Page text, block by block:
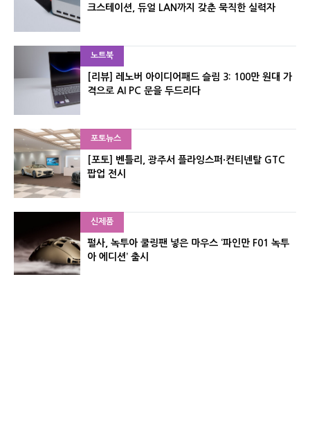
크스테이션, 듀얼 LAN까지 갖춘 묵직한 실력자
노트북
[리뷰] 레노버 아이디어패드 슬림 3: 100만 원대 가
격으로 AI PC 문을 두드리다
포토뉴스
[포토] 벤틀리, 광주서 플라잉스퍼·컨티넨탈 GTC
팝업 전시
신제품
펄사, 녹투아 쿨링팬 넣은 마우스 ‘파인만 F01 녹투
아 에디션’ 출시